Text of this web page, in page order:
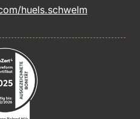
huels.schwelm